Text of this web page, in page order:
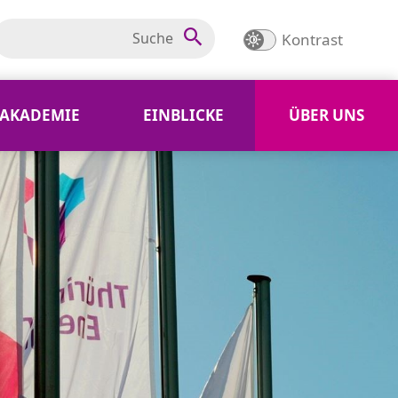
Kontrast
AKADEMIE EINBLICKE ÜBER UNS